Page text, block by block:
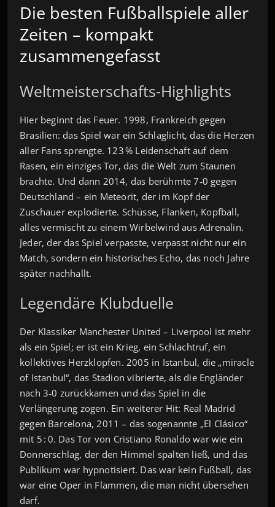
Die besten Fußballspiele aller
Zeiten – kompakt
zusammengefasst
Weltmeisterschafts-Highlights
Hier beginnt das Feuer. 1998, Frankreich gegen
Brasilien: das Spiel war ein Schlaglicht, das die Herzen
aller Fans sprengte. 123 % Leidenschaft auf dem
Rasen, ein einziges Tor, das die Welt zum Staunen
brachte. Und dann 2014, das berühmte 7‑0 gegen
Deutschland – ein Meteorit, der im Kopf der
Zuschauer explodierte. Schüsse, Flanken, Kopfball,
alles vermischt zu einem Wirbelwind aus Adrenalin.
Jeder, der das Spiel verpasste, verpasst nicht nur ein
Match, sondern ein historisches Echo, das noch Jahre
später nachhallt.
Legendäre Klubduelle
Der Klassiker Manchester United – Liverpool ist mehr
als ein Spiel; er ist ein Krieg, ein Schlachtruf, ein
kollektives Herzklopfen. 2005 in Istanbul, die „miracle
of Istanbul“, das Stadion vibrierte, als die Engländer
nach 3‑0 zurückkamen und das Spiel in die
Verlängerung zogen. Ein weiterer Hit: Real Madrid
gegen Barcelona, 2011 – das sogenannte „El Clásico“
mit 5 : 0. Das Tor von Cristiano Ronaldo war wie ein
Donnerschlag, der den Himmel spalten ließ, und das
Publikum war hypnotisiert. Das war kein Fußball, das
war eine Oper in Flammen, die man nicht übersehen
darf.